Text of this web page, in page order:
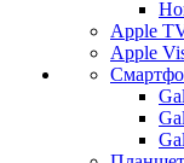
Apple
Apple